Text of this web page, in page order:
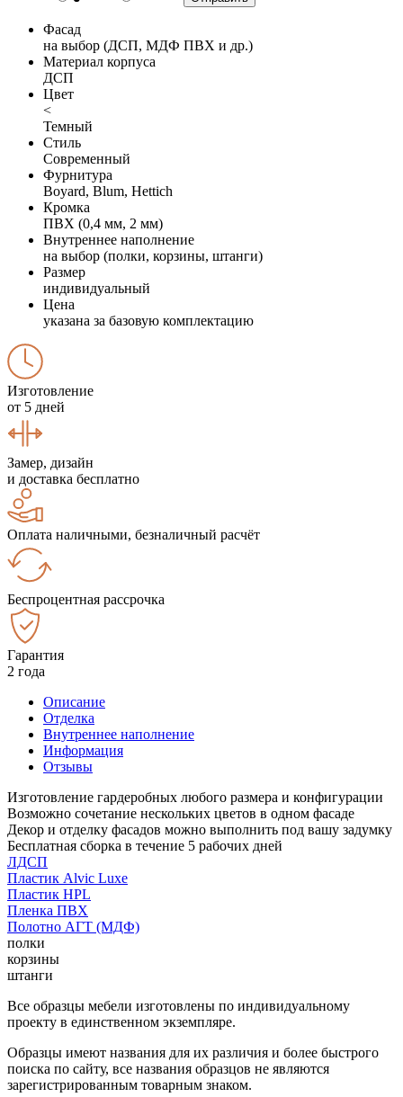
Фасад
на выбор (ДСП, МДФ ПВХ и др.)
Материал корпуса
ДСП
Цвет
<
Темный
Стиль
Современный
Фурнитура
Boyard, Blum, Hettich
Кромка
ПВХ (0,4 мм, 2 мм)
Внутреннее наполнение
на выбор (полки, корзины, штанги)
Размер
индивидуальный
Цена
указана за базовую комплектацию
Изготовление
от 5 дней
Замер, дизайн
и доставка бесплатно
Оплата наличными, безналичный расчёт
Беспроцентная рассрочка
Гарантия
2 года
Описание
Отделка
Внутреннее наполнение
Информация
Отзывы
Изготовление гардеробных любого размера и конфигурации
Возможно сочетание нескольких цветов в одном фасаде
Декор и отделку фасадов можно выполнить под вашу задумку
Бесплатная сборка в течение 5 рабочих дней
ЛДСП
Пластик Alvic Luxe
Пластик HPL
Пленка ПВХ
Полотно АГТ (МДФ)
полки
корзины
штанги
Все образцы мебели изготовлены по индивидуальному
проекту в единственном экземпляре.
Образцы имеют названия для их различия и более быстрого
поиска по сайту, все названия образцов не являются
зарегистрированным товарным знаком.